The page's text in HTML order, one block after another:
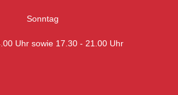
Sonntag
Uhr sowie 17.30 - 21.00 Uhr